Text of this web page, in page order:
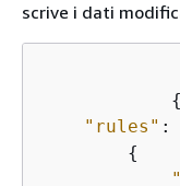
scrive i dati
{
"rules" :
{